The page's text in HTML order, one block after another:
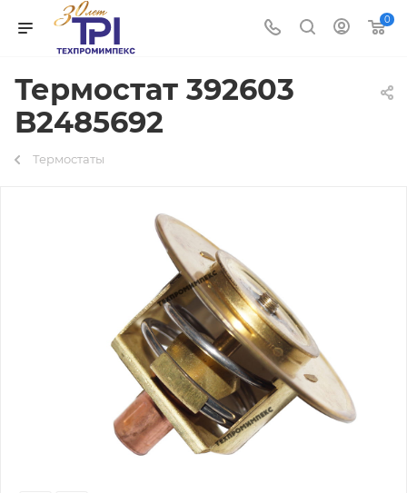
0
Термостат 392603
B2485692
Термостаты